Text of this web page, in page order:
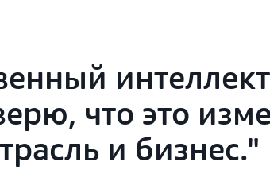
что это
и бизнес.